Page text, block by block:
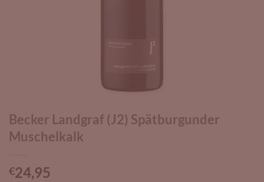
Becker Landgraf (J2) Spätburgunder
Muschelkalk
€24,95